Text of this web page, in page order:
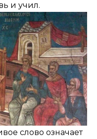
и учил.
слово означает